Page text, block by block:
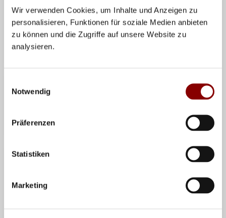
Wir verwenden Cookies, um Inhalte und Anzeigen zu
personalisieren, Funktionen für soziale Medien anbieten
zu können und die Zugriffe auf unsere Website zu
analysieren.
Notwendig
Präferenzen
Statistiken
Marketing
Spiel-Beschreibung/FIVB-Regeln
PARKVOLLEY
Regeln (FIVB)
Parkvolley